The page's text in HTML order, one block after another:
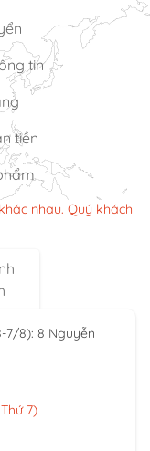
tin
tiền
nhau. Quý khách
7/8): 8 Nguyễn
7)